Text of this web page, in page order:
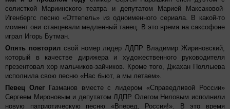
солисткой Мариинского театра и депутатом Марией Максаковой-
Игенбергс песню «Оттепель» из одноименного сериала. В какой-то
момент они станцевали медленный танец. В это время на саксофоне
играл Игорь Бутман.
Опять повторилсвой номер лидер ЛДПР Владимир Жириновский,
который в качестве дирижера и художественного руководителя
презентовал хор мальчиков-зайчиков. Кроме того, Джахан Поллыева
исполнила свою песню «Нас бьют, а мы летаем».
Певец ОлегГазманов вместе с лидером «Справедливой России»
Сергеем Мироновым и депутатом ЛДПР Олегом Ниловым исполнили
новую патриотическую песню «Вперед, Россия!». В это время